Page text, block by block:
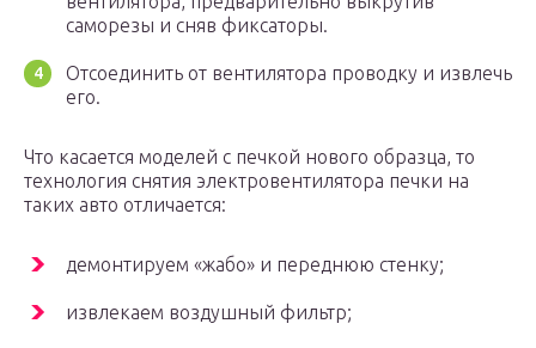
саморезы и сняв фиксаторы.
Отсоединить от вентилятора проводку и извлечь
его.
Что касается моделей с печкой нового образца, то
технология снятия электровентилятора печки на
таких авто отличается:
демонтируем «жабо» и переднюю стенку;
извлекаем воздушный фильтр;